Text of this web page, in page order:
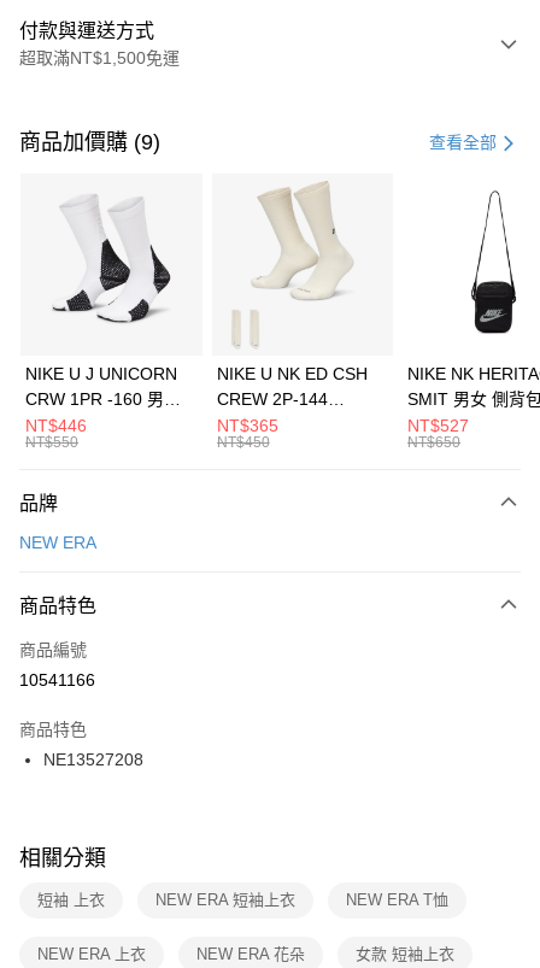
付款與運送方式
超取滿NT$1,500免運
信用卡一次付款
3 期 0 利率 每期 21家銀行
合作金庫商業銀行
第一商業銀行
華南商業銀行
彰化商業銀行
上海商業儲蓄銀行
元大商業銀行
台灣樂天信用卡公司
Apple Pay
全盈+PAY
AFTEE先享後付
【關於「AFTEE先享後付」】
便利好安心！
３．安心：先確認商品／服務後，再付款。
【「AFTEE先享後付」結帳流程】
１．於結帳方式選擇「AFTEE先享後付」後，將跳轉至「AFTEE先享後付」
２．訂單成立數日內，您將收到繳費通知簡訊。
３．收到繳費通知簡訊後14天內，點擊此簡訊中的連結，可透過四大超商／
ATM／網路銀行／等多元方式進行付款，方視為交易完成。
※ 交易是否成功請以「AFTEE先享後付 」之結帳頁面顯示為準，若有關於
是否繳費成功／繳費後需取消欲退款等相關疑問，請聯繫「AFTEE先享後付
客戶支援中心」
https://netprotections.freshdesk.com/support/home
１．透過由恩沛科技股份有限公司提供之「AFTEE先享後付」服務完成之交
運送方式
每筆NT$100，滿NT$1,500(含以上)免運費
宅配
每筆NT$100，滿NT$1,500(含以上)免運費
付款後門市自取
每筆NT$100，滿NT$1,500(含以上)免運費
商品加價購 (9) 查看全部
NIKE U J UNICORN
CRW 1PR -160 男女
中統襪 FZ3393100
NT$446
NT$550
NIKE U NK ED CSH
CREW 2P-144
EMBRDY 男女 短統襪
FZ3073133
NT$365
NT$450
NIKE NK
SMIT 男女 側背
BA5871010
NT$527
NT$650
品牌
NEW ERA
商品特色
商品編號
10541166
商品特色
NE13527208
相關分類
短袖 上衣 NEW ERA 短袖上衣 NEW ERA T恤
NEW ERA 上衣 NEW ERA 花朵 女款 短袖上衣